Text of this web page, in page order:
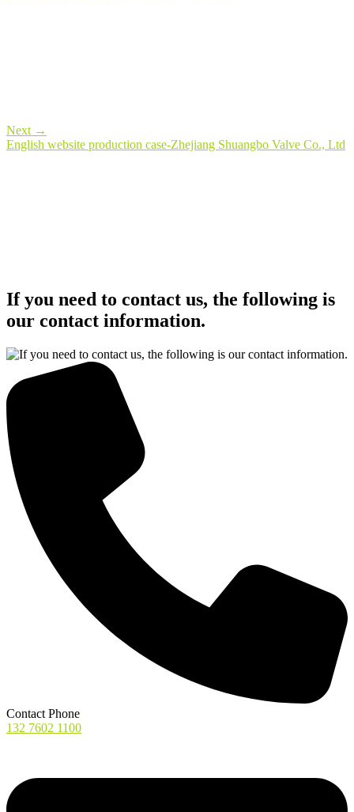
Next →
English website production case-Zhejiang Shuangbo Valve Co., Ltd
If you need to contact us, the following is
our contact information.
Contact Phone
132 7602 1100